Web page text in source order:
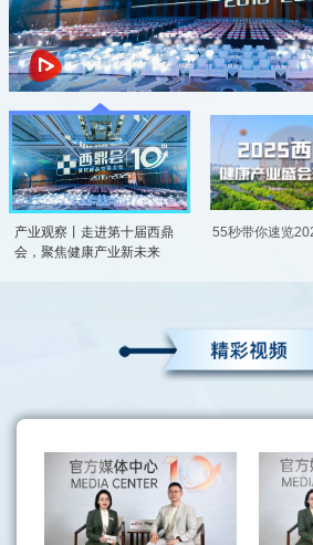
产业观察丨走进第十届西鼎
会，聚焦健康产业新未来
55秒带你速览